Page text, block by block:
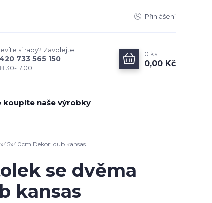
Přihlášení
si rady? Zavolejte.
733 565 150
17.00
0 ks
0,00 Kč
koupíte naše výrobky
Dekor: dub kansas
se dvěma
kansas